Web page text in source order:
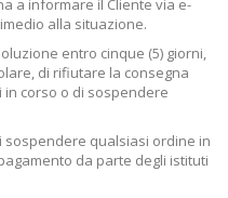
a informare il Cliente via e-
alla situazione.
entro cinque (5) giorni,
di rifiutare la consegna
corso o di sospendere
sospendere qualsiasi ordine in
da parte degli istituti